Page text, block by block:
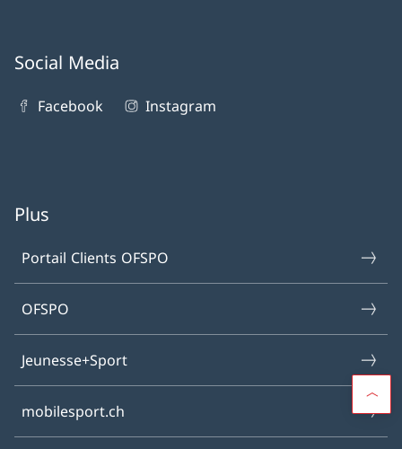
Social Media
Facebook Instagram
Plus
Portail Clients OFSPO
OFSPO
Jeunesse+Sport
mobilesport.ch